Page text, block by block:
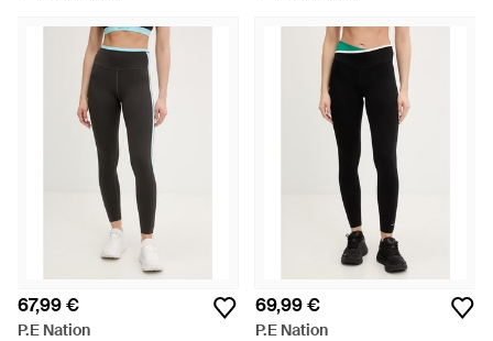
67,99 €
P.E Nation
69,99 €
P.E Nation